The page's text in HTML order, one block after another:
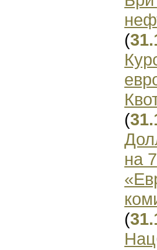
(
(
на
(